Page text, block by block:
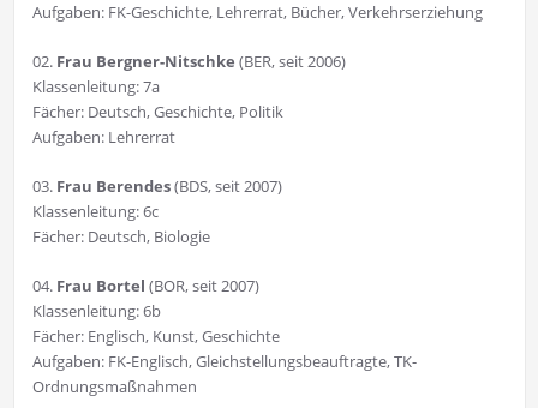
Aufgaben: FK-Geschichte, Lehrerrat, Bücher, Verkehrserziehung
02. Frau Bergner-Nitschke (BER, seit 2006)
Klassenleitung: 7a
Fächer: Deutsch, Geschichte, Politik
Aufgaben: Lehrerrat
03. Frau Berendes(BDS, seit 2007)
Klassenleitung: 6c
Fächer: Deutsch, Biologie
04. Frau Bortel (BOR, seit 2007)
Klassenleitung: 6b
Fächer: Englisch, Kunst, Geschichte
Aufgaben: FK-Englisch, Gleichstellungsbeauftragte, TK-
Ordnungsmaßnahmen